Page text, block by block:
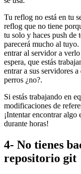
Tu reflog no está en tu
reflog que no tiene
tu solo y haces push de
parecerá mucho al tuyo.
entrar al servidor a
espera, que estás
entrar a sus servidores
perros ¿no?.
Si estás trabajando en
modificaciones de
¡Intentar encontrar algo
durante horas!
4- No tienes
repositorio git